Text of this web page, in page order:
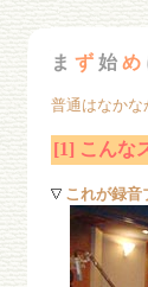
ま ず 始 め
普通はなかな
[1] こんな
これが録音